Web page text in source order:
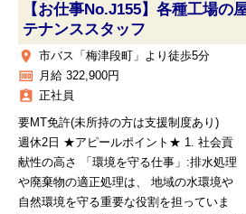
【お仕事No.J155】各種工場
テナンススタッフ
place 市バス「梅津段町」より徒歩5分
money 月給 322,900円
assignment_ind 正社員
要MT免許(未所持の方は支援制度あり)
週休2日 ★アピールポイント★ 1. 社会貢
献性の高さ 「環境を守る仕事」:排水処理
や廃棄物の適正処理は、 地域の水環境や
自然環境を守る重要な役割を担っていま